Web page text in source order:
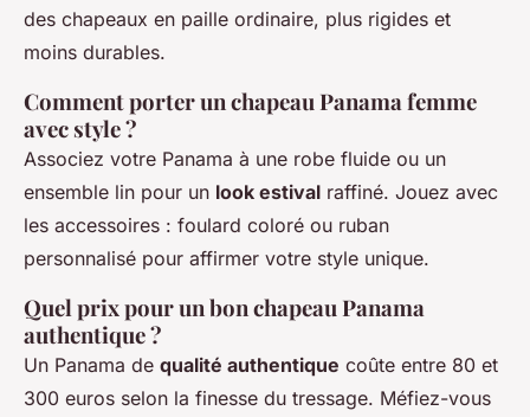
des chapeaux en paille ordinaire, plus rigides et
moins durables.
Comment porter un chapeau Panama femme
avec style ?
Associez votre Panama à une robe fluide ou un
ensemble lin pour un look estival raffiné. Jouez avec
les accessoires : foulard coloré ou ruban
personnalisé pour affirmer votre style unique.
Quel prix pour un bon chapeau Panama
authentique ?
Un Panama de qualité authentique coûte entre 80 et
300 euros selon la finesse du tressage. Méfiez-vous